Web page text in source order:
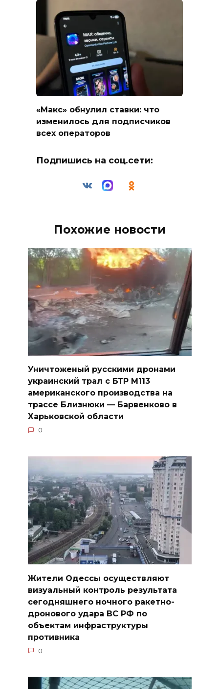
«Макс» обнулил ставки: что
изменилось для подписчиков
всех операторов
Подпишись на соц.сети:
Похожие новости
Уничтоженый русскими дронами
украинский трал с БТР М113
американского производства на
трассе Близнюки — Барвенково в
Харьковской области
0
Жители Одессы осуществляют
визуальный контроль результата
сегодняшнего ночного ракетно-
дронового удара ВС РФ по
объектам инфраструктуры
противника
0